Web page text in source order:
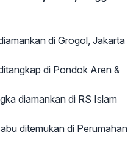
di Grogol, Jakarta
di Pondok Aren &
diamankan di RS Islam
ditemukan di Perumahan